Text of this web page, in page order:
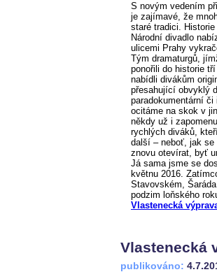
S novým vedením
je zajímavé, že
staré tradici.
Národní divadlo
ulicemi Prahy
Tým dramaturgů,
ponořili do historie
nabídli divákům
přesahující obvyklý
paradokumentární
ocitáme na skok v
někdy už i
rychlých diváků,
další – neboť, jak se
znovu otevírat, byť
Já sama jsme se
květnu 2016.
Stavovském,
podzim loňského
Vlastenecká
Vlastenecká
publikováno: